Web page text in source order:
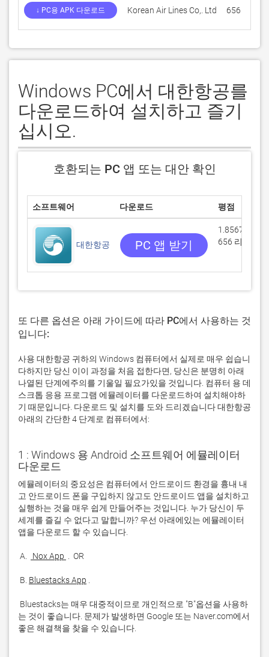
↓ PC용 APK 다운로드 Korean Air Lines Co,. Ltd 656
Windows PC에서 대한항공를
다운로드하여 설치하고 즐기
십시오.
호환되는 PC 앱 또는 대안 확인
소프트웨어 다운로드 평점
대한항공 PC 앱 받기
1.85671/5
656 리뷰
또 다른 옵션은 아래 가이드에 따라 PC에서 사용하는 것
입니다:
사용 대한항공 귀하의 Windows 컴퓨터에서 실제로 매우 쉽습니
다하지만 당신 이이 과정을 처음 접한다면, 당신은 분명히 아래
나열된 단계에주의를 기울일 필요가있을 것입니다. 컴퓨터 용 데
스크톱 응용 프로그램 에뮬레이터를 다운로드하여 설치해야하
기 때문입니다. 다운로드 및 설치를 도와 드리겠습니다 대한항공
아래의 간단한 4 단계로 컴퓨터에서:
1 : Windows 용 Android 소프트웨어 에뮬레이터
다운로드
에뮬레이터의 중요성은 컴퓨터에서 안드로이드 환경을 흉내 내
고 안드로이드 폰을 구입하지 않고도 안드로이드 앱을 설치하고
실행하는 것을 매우 쉽게 만들어주는 것입니다. 누가 당신이 두
세계를 즐길 수 없다고 말합니까? 우선 아래에있는 에뮬레이터
A. Nox App
B. Bluestacks App
는 것이 좋습니다. 문제가 발생하면 Google 또는 Naver.com에서
좋은 해결책을 찾을 수 있습니다.